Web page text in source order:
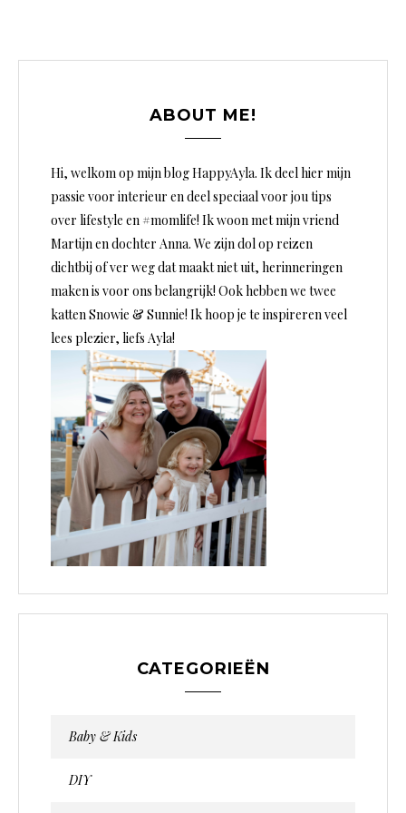
ABOUT ME!
Hi, welkom op mijn blog HappyAyla. Ik deel hier mijn
passie voor interieur en deel speciaal voor jou tips
over lifestyle en #momlife! Ik woon met mijn vriend
Martijn en dochter Anna. We zijn dol op reizen
dichtbij of ver weg dat maakt niet uit, herinneringen
maken is voor ons belangrijk! Ook hebben we twee
katten Snowie & Sunnie! Ik hoop je te inspireren veel
lees plezier, liefs Ayla!
CATEGORIEËN
Baby & Kids
DIY